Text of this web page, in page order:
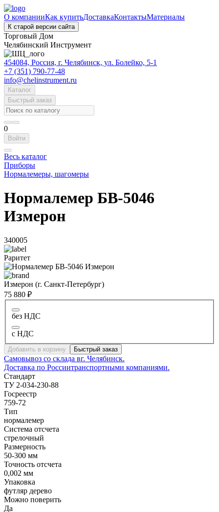
О компанииКак купитьДоставкаКонтактыМатериалы
К старой версии сайта
Торговый Дом
Челябинский Инструмент
454084, Россия, г. Челябинск, ул. Болейко, 5-1
+7 (351) 790-77-48
info@chelinstrument.ru
Каталог
Быстрый заказ
0
Войти
Весь каталог
Приборы
Нормалемеры, шагомеры
Нормалемер БВ-5046
Измерон
340005
Раритет
Измерон (г. Санкт-Петербург)
75 880 ₽
без НДС
с НДС
Добавить в корзину Быстрый заказ
Самовывоз со склада вг. Челябинск.
Доставка по Россиитранспортными компаниями.
Стандарт
ТУ 2-034-230-88
Госреестр
759-72
Тип
нормалемер
Система отсчета
стрелочный
Размерность
50-300 мм
Точность отсчета
0,002 мм
Упаковка
футляр дерево
Можно поверить
Да